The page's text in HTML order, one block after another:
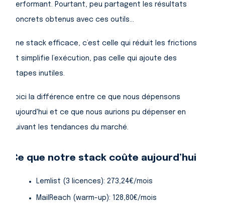
performant. Pourtant, peu partagent les résultats
concrets obtenus avec ces outils...
Une stack efficace, c’est celle qui réduit les frictions
et simplifie l’exécution, pas celle qui ajoute des
étapes inutiles.
Voici la différence entre ce que nous dépensons
aujourd'hui et ce que nous aurions pu dépenser en
suivant les tendances du marché.
Ce que notre stack coûte aujourd’hui
Lemlist (3 licences): 273,24€/mois
MailReach (warm-up): 128,80€/mois